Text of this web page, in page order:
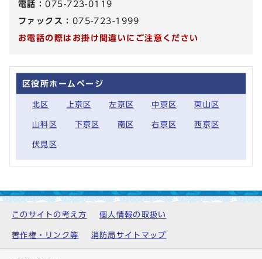
電話：075-723-0119
ファックス： 075-723-1999
お電話の際はお掛け間違いにご注意ください
区役所ホームページ
北区 上京区 左京区 中京区 東山区
山科区 下京区 南区 右京区 西京区
伏見区
このサイトの考え方 個人情報の取扱い
著作権・リンク等 消防局サイトマップ